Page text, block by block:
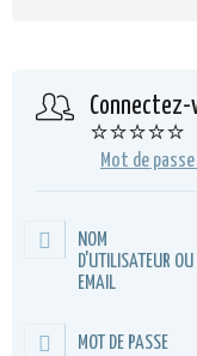
⭐⭐⭐⭐⭐
Mot de
NOM
D'UTILISATEUR OU
EMAIL
MOT DE PASSE